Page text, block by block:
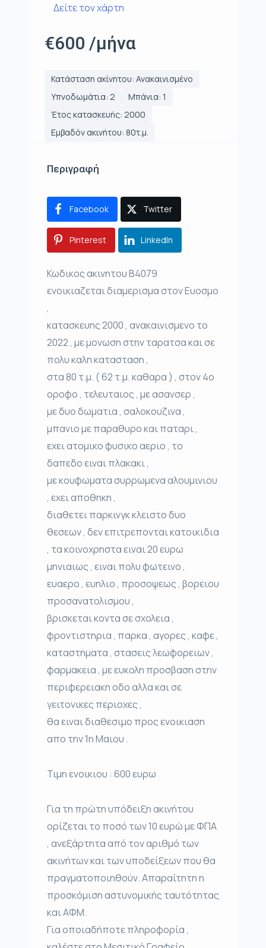
Δείτε τον χάρτη
€600 /μήνα
Κατάσταση ακίνητου: Ανακαινισμένο
Υπνοδωμάτια: 2
Μπάνια: 1
Έτος κατασκευής: 2000
Εμβαδόν ακινήτου: 80τ.μ.
Περιγραφή
Facebook Twitter
Pinterest LinkedIn
Κωδικος ακινητου Β4079
ενοικιαζεται διαμερισμα στον Ευοσμο
,
κατασκευης 2000 , ανακαινισμενο το
2022 , με μονωση στην ταρατσα και σε
πολυ καλη κατασταση ,
στα 80 τ.μ. ( 62 τ.μ. καθαρα ) , στον 4ο
οροφο , τελευταιος , με ασανσερ ,
με δυο δωματια , σαλοκουζινα ,
μπανιο με παραθυρο και παταρι ,
εχει ατομικο φυσικο αεριο , το
δαπεδο ειναι πλακακι ,
με κουφωματα συρρωμενα αλουμινιου
, εχει αποθηκη ,
διαθετει παρκινγκ κλειστο δυο
θεσεων , δεν επιτρεπονται κατοικιδια
, τα κοινοχρηστα ειναι 20 ευρω
μηνιαιως , ειναι πολυ φωτεινο ,
ευαερο , ευηλιο , προσοψεως , βορειου
προσανατολισμου ,
βρισκεται κοντα σε σχολεια ,
φροντιστηρια , παρκα , αγορες , καφε ,
καταστηματα , στασεις λεωφορειων ,
φαρμακεια , με ευκολη προσβαση στην
περιφερειακη οδο αλλα και σε
γειτονικες περιοχες ,
θα ειναι διαθεσιμο προς ενοικιαση
απο την 1η Μαιου .
Τιμη ενοικιου : 600 ευρω
Για τη πρώτη υπόδειξη ακινήτου
ορίζεται το ποσό των 10 ευρώ με ΦΠΑ
, ανεξάρτητα από τον αριθμό των
ακινήτων και των υποδείξεων που θα
πραγματοποιηθούν. Απαραίτητη η
προσκόμιση αστυνομικής ταυτότητας
και ΑΦΜ.
Για οποιαδήποτε πληροφορία ,